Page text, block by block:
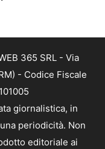
365 SRL - Via
- Codice Fiscale
giornalistica, in
periodicità. Non
editoriale ai